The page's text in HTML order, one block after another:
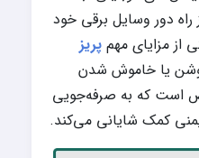
راه دور وسایل برقی خود
از مزایای مهم پریز
روشن یا خاموش شدن
است که به صرفه‌جویی
کمک شایانی می‌کند.